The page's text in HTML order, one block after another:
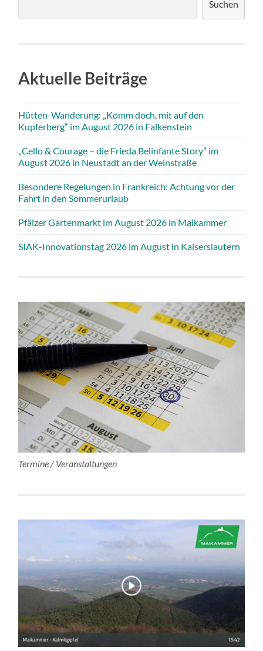
Suchen
Aktuelle Beiträge
Hütten-Wanderung: „Komm doch, mit auf den
Kupferberg“ im August 2026 in Falkenstein
„Cello & Courage – die Frieda Belinfante Story” im
August 2026 in Neustadt an der Weinstraße
Besondere Regelungen in Frankreich: Achtung vor der
Fahrt in den Sommerurlaub
Pfälzer Gartenmarkt im August 2026 in Maikammer
SIAK-Innovationstag 2026 im August in Kaiserslautern
Termine / Veranstaltungen